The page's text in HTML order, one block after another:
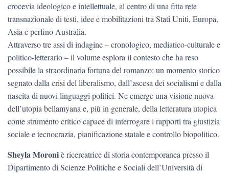
crocevia ideologico e intellettuale, al centro di una fitta rete
transnazionale di testi, idee e mobilitazioni tra Stati Uniti, Europa,
Asia e perfino Australia.
Attraverso tre assi di indagine – cronologico, mediatico-culturale e
politico-letterario – il volume esplora il contesto che ha reso
possibile la straordinaria fortuna del romanzo: un momento storico
segnato dalla crisi del liberalismo, dall’ascesa dei socialismi e dalla
nascita di nuovi linguaggi politici. Ne emerge una visione nuova
dell’utopia bellamyana e, più in generale, della letteratura utopica
come strumento critico capace di interrogare i rapporti tra giustizia
sociale e tecnocrazia, pianificazione statale e controllo biopolitico.
Sheyla Moroniè ricercatrice di storia contemporanea presso il
Dipartimento di Scienze Politiche e Sociali dell’Università di